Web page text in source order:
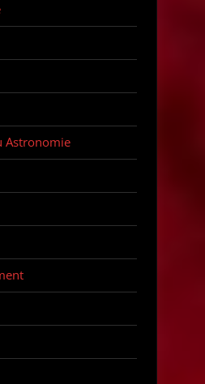
Astronomie